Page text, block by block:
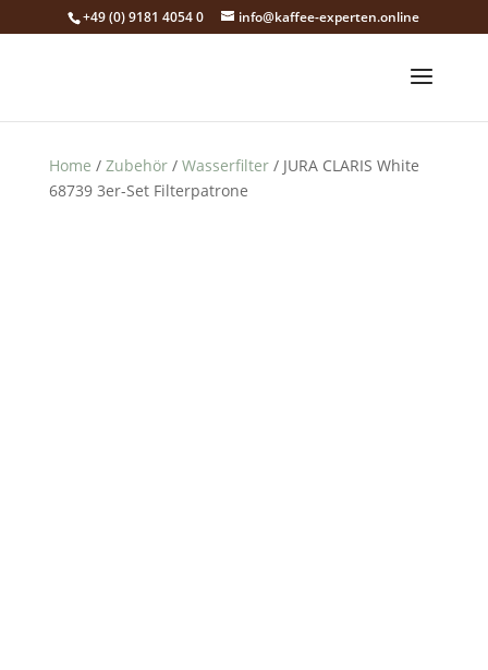
+49 (0) 9181 4054 0 info@kaffee-experten.online
Home / Zubehör/ Wasserfilter/ JURA CLARIS White
68739 3er-Set Filterpatrone